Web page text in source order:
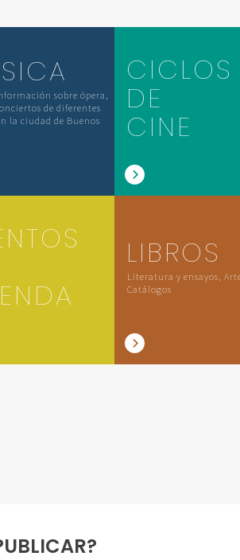
sobre ópera,
de diferentes
la ciudad de Buenos
CICLOS
DE
CINE
LIBROS
Literatura y ensayos,
Catálogos